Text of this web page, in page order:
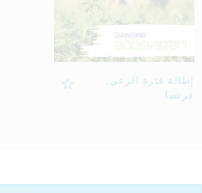
إطالة فترة الرعي,
فرنسا